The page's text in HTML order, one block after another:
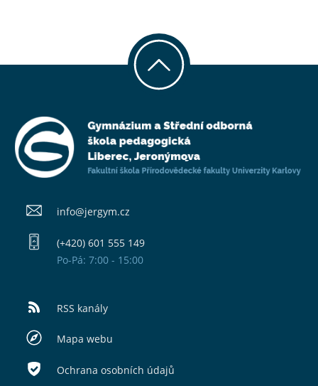
info@​jergym.cz
(+420) 601 555 149
Po-Pá: 7:00 - 15:00
RSS kanály
Mapa webu
Ochrana osobních údajů